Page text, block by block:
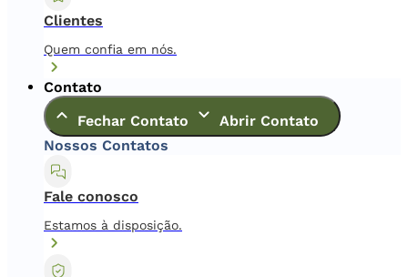
Clientes
Quem confia em nós.
Contato
Fechar Contato
Abrir Contato
Nossos Contatos
Fale conosco
Estamos à disposição.